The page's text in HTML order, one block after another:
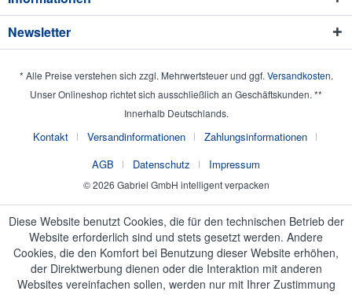
Newsletter
* Alle Preise verstehen sich zzgl. Mehrwertsteuer und ggf. Versandkosten.
Unser Onlineshop richtet sich ausschließlich an Geschäftskunden. **
Innerhalb Deutschlands.
Kontakt Versandinformationen
Zahlungsinformationen
AGB
Datenschutz Impressum
© 2026 Gabriel GmbH intelligent verpacken
Diese Website benutzt Cookies, die für den technischen Betrieb der
Website erforderlich sind und stets gesetzt werden. Andere
Cookies, die den Komfort bei Benutzung dieser Website erhöhen,
der Direktwerbung dienen oder die Interaktion mit anderen
Websites vereinfachen sollen, werden nur mit Ihrer Zustimmung